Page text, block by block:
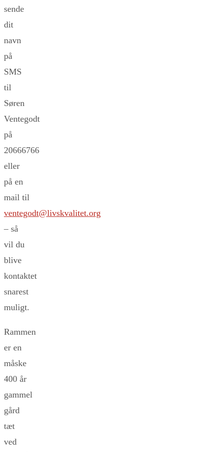
sende
dit
navn
på
SMS
til
Søren
Ventegodt
på
20666766
eller
på en
mail til
ventegodt@livskvalitet.org
– så
vil du
blive
kontaktet
snarest
muligt.
Rammen
er en
måske
400 år
gammel
gård
tæt
ved